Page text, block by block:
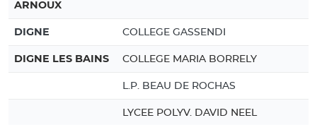
ARNOUX
DIGNE COLLEGE GASSENDI
DIGNE LES BAINS COLLEGE MARIA BORRELY
L.P. BEAU DE ROCHAS
LYCEE POLYV. DAVID NEEL